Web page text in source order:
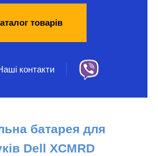
товарів
контакти
батарея для
Dell XCMRD